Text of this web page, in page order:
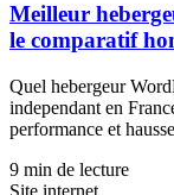
Meilleur
le comparatif
Quel hebergeur
independant en
performance et
9 min de lecture